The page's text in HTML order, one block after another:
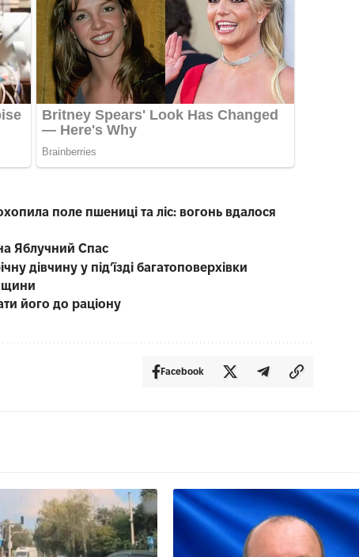
поле пшениці та ліс: вогонь вдалося
Яблучний Спас
дівчину у під’їзді багатоповерхівки
його до раціону
Facebook